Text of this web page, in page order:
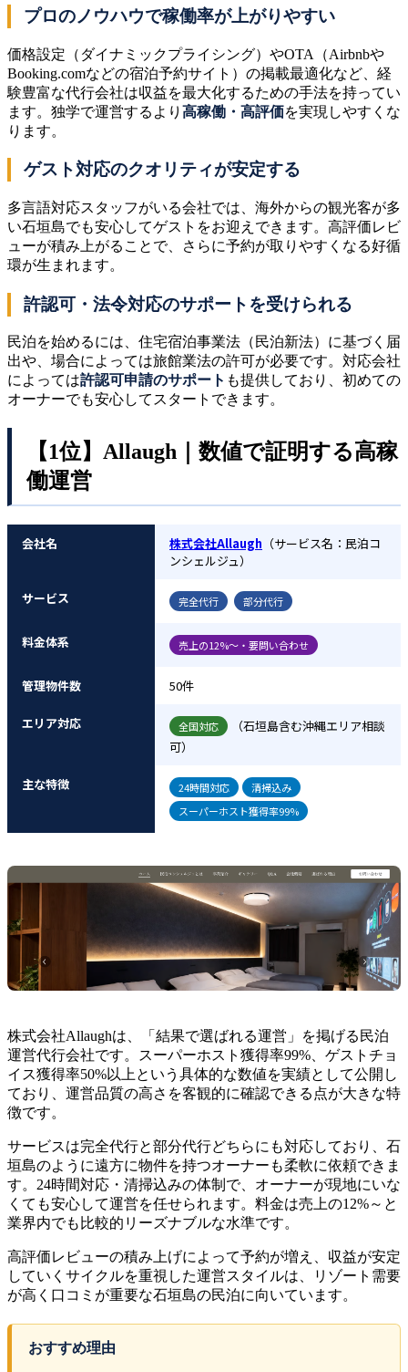
プロのノウハウで稼働率が上がりやすい
価格設定（ダイナミックプライシング）やOTA（Airbnbや
Booking.comなどの宿泊予約サイト）の掲載最適化など、経
験豊富な代行会社は収益を最大化するための手法を持ってい
ます。独学で運営するより 高稼働・高評価を実現しやすくな
ります。
ゲスト対応のクオリティが安定する
多言語対応スタッフがいる会社では、海外からの観光客が多
い石垣島でも安心してゲストをお迎えできます。高評価レビ
ューが積み上がることで、さらに予約が取りやすくなる好循
環が生まれます。
許認可・法令対応のサポートを受けられる
民泊を始めるには、住宅宿泊事業法（民泊新法）に基づく届
出や、場合によっては旅館業法の許可が必要です。対応会社
によっては許認可申請のサポート も提供しており、初めての
オーナーでも安心してスタートできます。
【1位】Allaugh｜数値で証明する高稼
働運営
会社名 株式会社Allaugh （サービス名：民泊コ
ンシェルジュ）
サービス 完全代行 部分代行
料金体系 売上の12%～・要問い合わせ
管理物件数 50件
エリア対応 全国対応
（石垣島含む沖縄エリア相談
可）
主な特徴 24時間対応
清掃込み
スーパーホスト獲得率99%
株式会社Allaughは、「結果で選ばれる運営」を掲げる民泊
運営代行会社です。スーパーホスト獲得率99%、ゲストチョ
イス獲得率50%以上という具体的な数値を実績として公開し
ており、運営品質の高さを客観的に確認できる点が大きな特
徴です。
サービスは完全代行と部分代行どちらにも対応しており、石
垣島のように遠方に物件を持つオーナーも柔軟に依頼できま
す。24時間対応・清掃込みの体制で、オーナーが現地にいな
くても安心して運営を任せられます。料金は売上の12%～と
業界内でも比較的リーズナブルな水準です。
高評価レビューの積み上げによって予約が増え、収益が安定
していくサイクルを重視した運営スタイルは、リゾート需要
が高く口コミが重要な石垣島の民泊に向いています。
おすすめ理由